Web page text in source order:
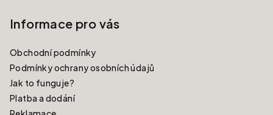
Informace pro vás
Obchodní podmínky
Podmínky ochrany osobních údajů
Jak to funguje?
Platba a dodání